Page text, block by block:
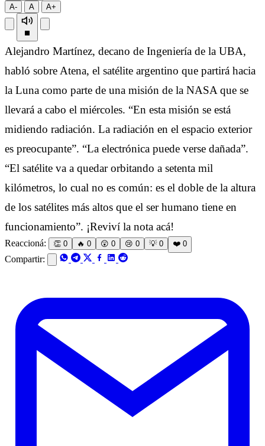
A-
A A+
Alejandro Martínez, decano de Ingeniería de la UBA,
habló sobre Atena, el satélite argentino que partirá hacia
la Luna como parte de una misión de la NASA que se
llevará a cabo el miércoles. “En esta misión se está
midiendo radiación. La radiación en el espacio exterior
es preocupante”. “La electrónica puede verse dañada”.
“El satélite va a quedar orbitando a setenta mil
kilómetros, lo cual no es común: es el doble de la altura
de los satélites más altos que el ser humano tiene en
funcionamiento”. ¡Reviví la nota acá!
Reaccioná: 👏 0 🔥 0 😲 0 😢 0 💡 0 ❤️ 0
Compartir: